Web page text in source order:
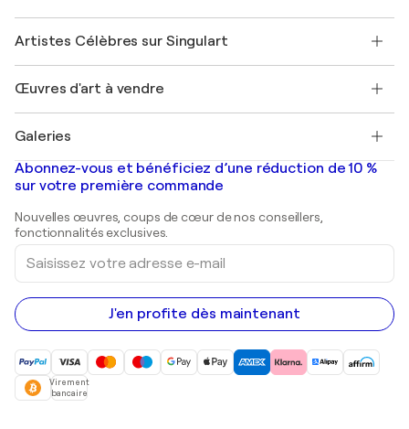
Rejoignez notre programme commercial
Mon compte
+33 1 76 44 06 42
Magazine Singulart
Emplois
Découvrez une sélection d'art original
Se connecter en tant qu'Artiste
Artistes Célèbres sur Singulart
Marc Chagall
Banksy
Mr. Brainwash
Shepard Fairey
Œuvres d'art à vendre
Tableaux abstraits à vendre
Peintures de paysage
Estampes
Peintures acryliques
Galeries
Galeries d'art en France
Galeries d'art en Belgique
Abonnez-vous et bénéficiez d’une réduction de 10 %
sur votre première commande
Nouvelles œuvres, coups de cœur de nos conseillers,
fonctionnalités exclusives.
Saisissez
votre
adresse
e-
mail
J'en profite dès maintenant
Virement
bancaire